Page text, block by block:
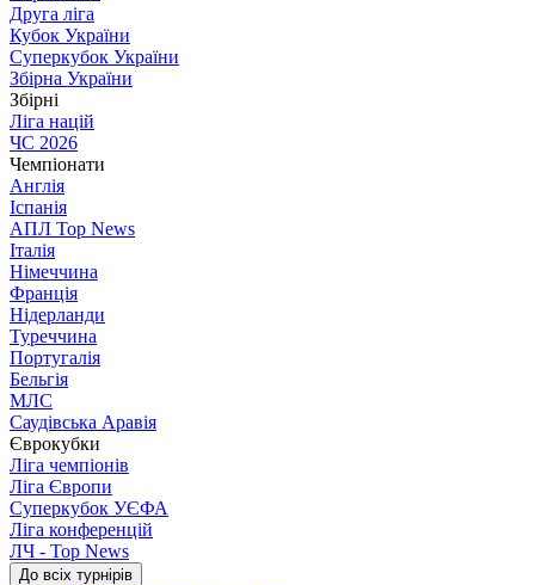
Друга ліга
Кубок України
Суперкубок України
Збірна України
Збірні
Ліга націй
ЧС 2026
Чемпіонати
Англія
Іспанія
АПЛ Top News
Італія
Німеччина
Франція
Нідерланди
Туреччина
Португалія
Бельгія
МЛС
Саудівська Аравія
Єврокубки
Ліга чемпіонів
Ліга Європи
Суперкубок УЄФА
Ліга конференцій
ЛЧ - Top News
До всіх турнірів